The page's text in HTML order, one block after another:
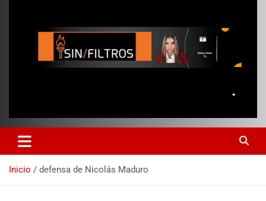
Inicio defensa de Nicolás Maduro